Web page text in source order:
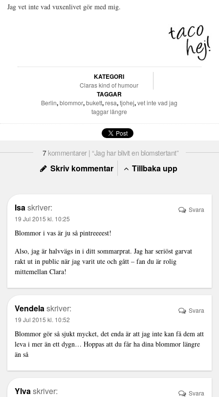
Jag vet inte vad vuxenlivet gör med mig.
KATEGORI
Claras kind of humour
TAGGAR
Berlin,blommor,bukett,resa,tjohej,vet inte vad jag
taggar längre
7kommentarer | “Jag har blivit en blomstertant”
Skriv kommentar Tillbaka upp
Isaskriver:
19 Jul 2015 kl. 10:25
Blommor i vas är ju så pintreeeest!
Also, jag är halvvägs in i ditt sommarprat. Jag har seriöst garvat
rakt ut in public när jag varit ute och gått – fan du är rolig
mittemellan Clara!
Svara
Vendelaskriver:
19 Jul 2015 kl. 10:52
Blommor gör så sjukt mycket, det enda är att jag inte kan få dem att
leva i mer än ett dygn… Hoppas att du får ha dina blommor längre
än så
Svara
Ylvaskriver: Svara